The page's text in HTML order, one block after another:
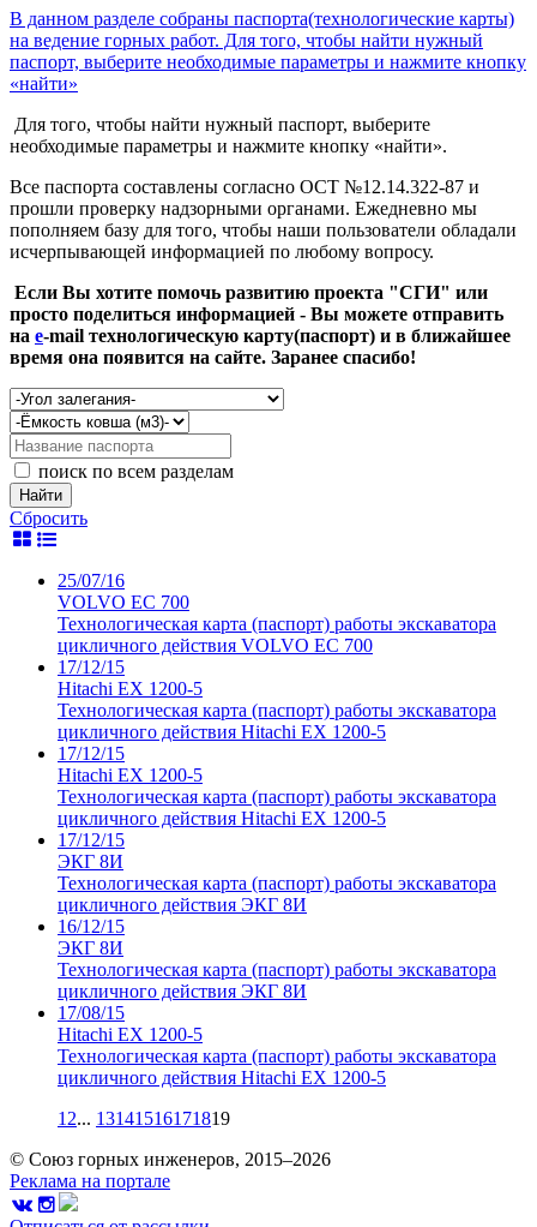
В данном разделе собраны паспорта(технологические карты)
на ведение горных работ. Для того, чтобы найти нужный
паспорт, выберите необходимые параметры и нажмите кнопку
«найти»
Для того, чтобы найти нужный паспорт, выберите
необходимые параметры и нажмите кнопку «найти».
Все паспорта составлены согласно ОСТ №12.14.322-87 и
прошли проверку надзорными органами. Ежедневно мы
пополняем базу для того, чтобы наши пользователи обладали
исчерпывающей информацией по любому вопросу.
Если Вы хотите помочь развитию проекта "СГИ" или
просто поделиться информацией - Вы можете отправить
на e-mail технологическую карту(паспорт) и в ближайшее
время она появится на сайте. Заранее спасибо!
поиск по всем разделам
Найти
Сбросить
25/07/16
VOLVO EC 700
Технологическая карта (паспорт) работы экскаватора
цикличного действия VOLVO EC 700
17/12/15
Hitachi EX 1200-5
Технологическая карта (паспорт) работы экскаватора
цикличного действия Hitachi EX 1200-5
17/12/15
Hitachi EX 1200-5
Технологическая карта (паспорт) работы экскаватора
цикличного действия Hitachi EX 1200-5
17/12/15
ЭКГ 8И
Технологическая карта (паспорт) работы экскаватора
цикличного действия ЭКГ 8И
16/12/15
ЭКГ 8И
Технологическая карта (паспорт) работы экскаватора
цикличного действия ЭКГ 8И
17/08/15
Hitachi EX 1200-5
Технологическая карта (паспорт) работы экскаватора
цикличного действия Hitachi EX 1200-5
1 2... 13141516171819
© Союз горных инженеров, 2015–2026
Реклама на портале